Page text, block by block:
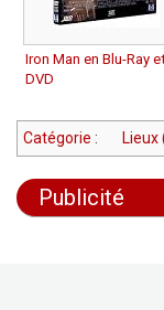
Iron Man en Blu-Ray
DVD
Catégorie :
Publicité